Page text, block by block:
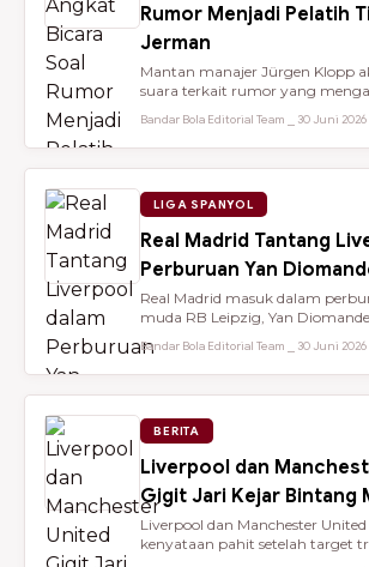
Rumor Menjadi Pelatih
Jerman
Mantan manajer Jürgen Klopp
suara terkait rumor yang
Bandar Bola Editorial Team ⎯ 30 Juni 2026
LIGA SPANYOL
Real Madrid Tantang
Perburuan Yan
Real Madrid masuk dalam
muda RB Leipzig, Yan
Bandar Bola Editorial Team ⎯ 30 Juni 2026
BERITA
Liverpool dan
Gigit Jari Kejar Bintang
Liverpool dan Manchester
kenyataan pahit setelah target